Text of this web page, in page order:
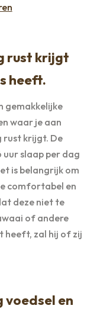
rust krijgt
heeft.
gemakkelijke
waar je aan
rust krijgt. De
uur slaap per dag
is belangrijk om
comfortabel en
deze niet te
of andere
heeft, zal hij of zij
voedsel en